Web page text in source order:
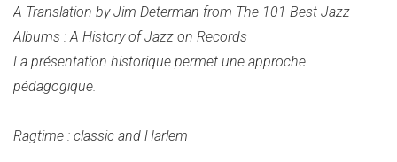
A Translation by Jim Determan from The 101 Best Jazz
Albums : A History of Jazz on Records
La présentation historique permet une approche
pédagogique.
Ragtime : classic and Harlem